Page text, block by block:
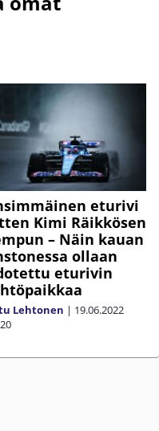
eturivi
Kimi Räikkösen
– Näin kauan
ollaan
eturivin
Lehtonen | 19.06.2022